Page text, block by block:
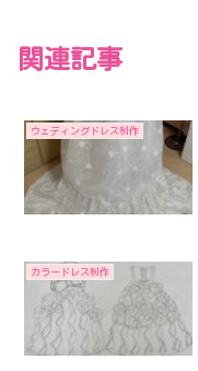
関連記事
ウェディングドレス制作
カラードレス制作